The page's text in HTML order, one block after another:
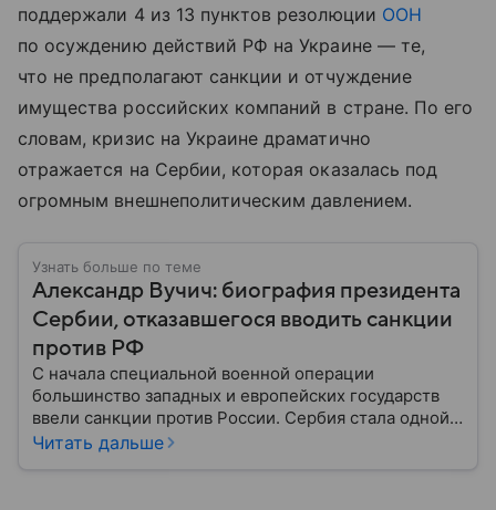
поддержали 4 из 13 пунктов резолюции ООН
по осуждению действий РФ на Украине — те,
что не предполагают санкции и отчуждение
имущества российских компаний в стране. По его
словам, кризис на Украине драматично
отражается на Сербии, которая оказалась под
огромным внешнеполитическим давлением.
Узнать больше по теме
Александр Вучич: биография президента
Сербии, отказавшегося вводить санкции
против РФ
С начала специальной военной операции
большинство западных и европейских государств
ввели санкции против России. Сербия стала одной
из немногих стран, оставшейся нейтральной в этом
Читать дальше